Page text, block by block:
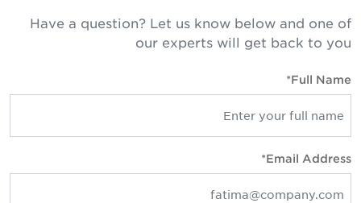
Have a question? Let us know below and one of
our experts will get back to you
Full Name*
Email Address*